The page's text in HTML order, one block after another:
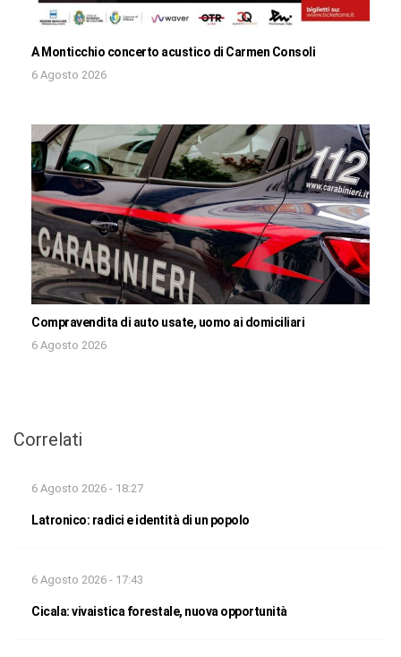
A Monticchio concerto acustico di Carmen Consoli
6 Agosto 2026
Compravendita di auto usate, uomo ai domiciliari
6 Agosto 2026
Correlati
6 Agosto 2026 - 18:27
Latronico: radici e identità di un popolo
6 Agosto 2026 - 17:43
Cicala: vivaistica forestale, nuova opportunità